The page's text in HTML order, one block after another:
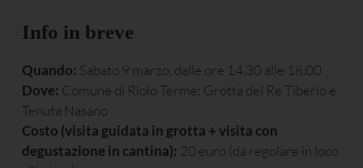
Info in breve
Quando: Sabato 9 marzo, dalle ore 14.30 alle 18.00
Dove: Comune di Riolo Terme: Grotta del Re Tiberio e
Tenuta Nasano
Costo (visita guidata in grotta + visita con
degustazione in cantina): 20 euro (da regolare in loco